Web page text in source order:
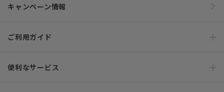
キャンペーン情報
ご利用ガイド
便利なサービス